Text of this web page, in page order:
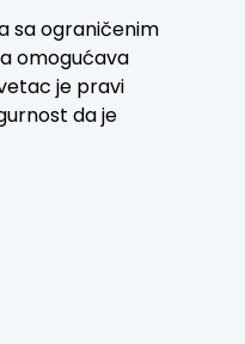
sa ograničenim
omogućava
je pravi
da je